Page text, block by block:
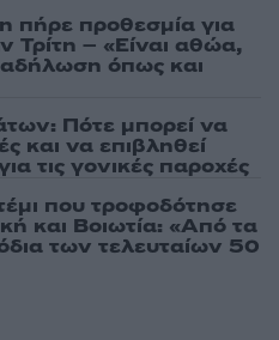
προθεσμία για
Τρίτη – «Είναι αθώα,
όπως και
Πότε μπορεί να
και να επιβληθεί
τις γονικές παροχές
που τροφοδότησε
και Βοιωτία: «Από τα
των τελευταίων 50